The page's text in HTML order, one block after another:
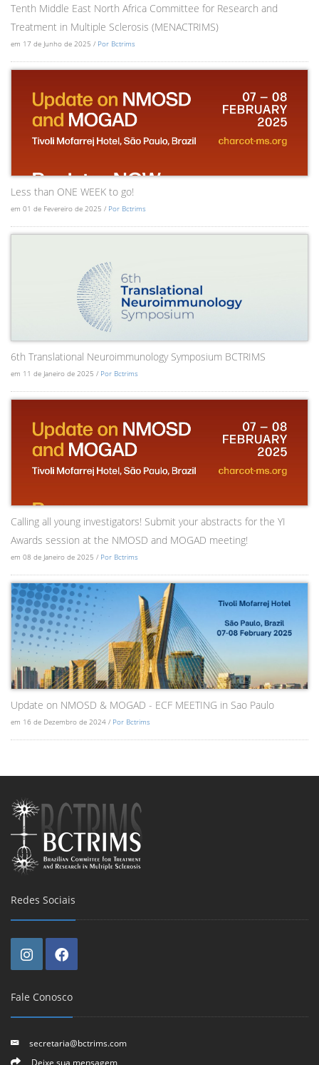
Tenth Middle East North Africa Committee for Research and
Treatment in Multiple Sclerosis (MENACTRIMS)
em 17 de Junho de 2025 / Por Bctrims
Less than ONE WEEK to go!
em 01 de Fevereiro de 2025 / Por Bctrims
6th Translational Neuroimmunology Symposium BCTRIMS
em 11 de Janeiro de 2025 / Por Bctrims
Calling all young investigators! Submit your abstracts for the YI
Awards session at the NMOSD and MOGAD meeting!
em 08 de Janeiro de 2025 / Por Bctrims
Update on NMOSD & MOGAD - ECF MEETING in Sao Paulo
em 16 de Dezembro de 2024 / Por Bctrims
Redes Sociais
Fale Conosco
secretaria@bctrims.com
Deixe sua mensagem